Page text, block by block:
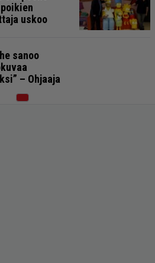
uskoo
sanoo
– Ohjaaja